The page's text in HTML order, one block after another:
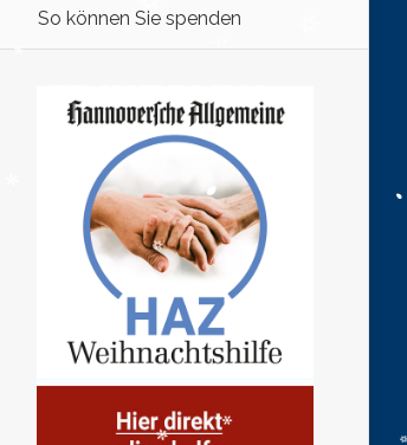
So können Sie spenden